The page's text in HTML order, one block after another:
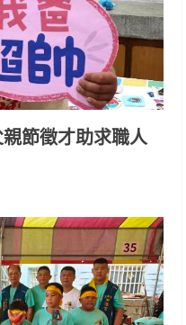
節徵才助求職人